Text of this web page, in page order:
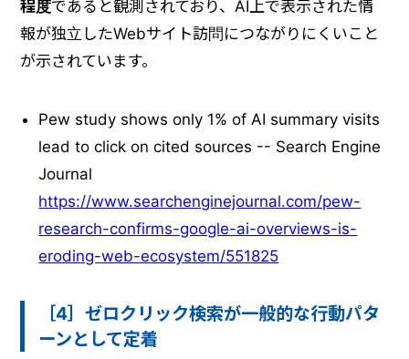
程度であると観測されており、AI上で表示された情
報が独立したWebサイト訪問につながりにくいこと
が示されています。
Pew study shows only 1% of AI summary visits
lead to click on cited sources -- Search Engine
Journal
https://www.searchenginejournal.com/pew-
research-confirms-google-ai-overviews-is-
eroding-web-ecosystem/551825
［4］ゼロクリック検索が一般的な行動パタ
ーンとして定着